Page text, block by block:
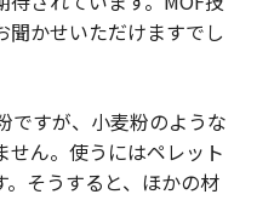
かせいただけますでし
ですが、小麦粉のような
ん。使うにはペレット
そうすると、ほかの材